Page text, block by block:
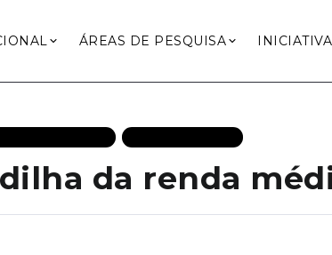
ÁREAS DE PESQUISA
da renda